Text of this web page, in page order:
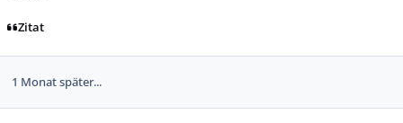
Zitat
1 Monat später...